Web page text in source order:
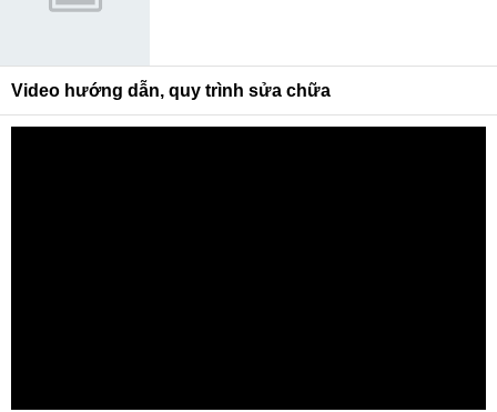
Video hướng dẫn, quy trình sửa chữa